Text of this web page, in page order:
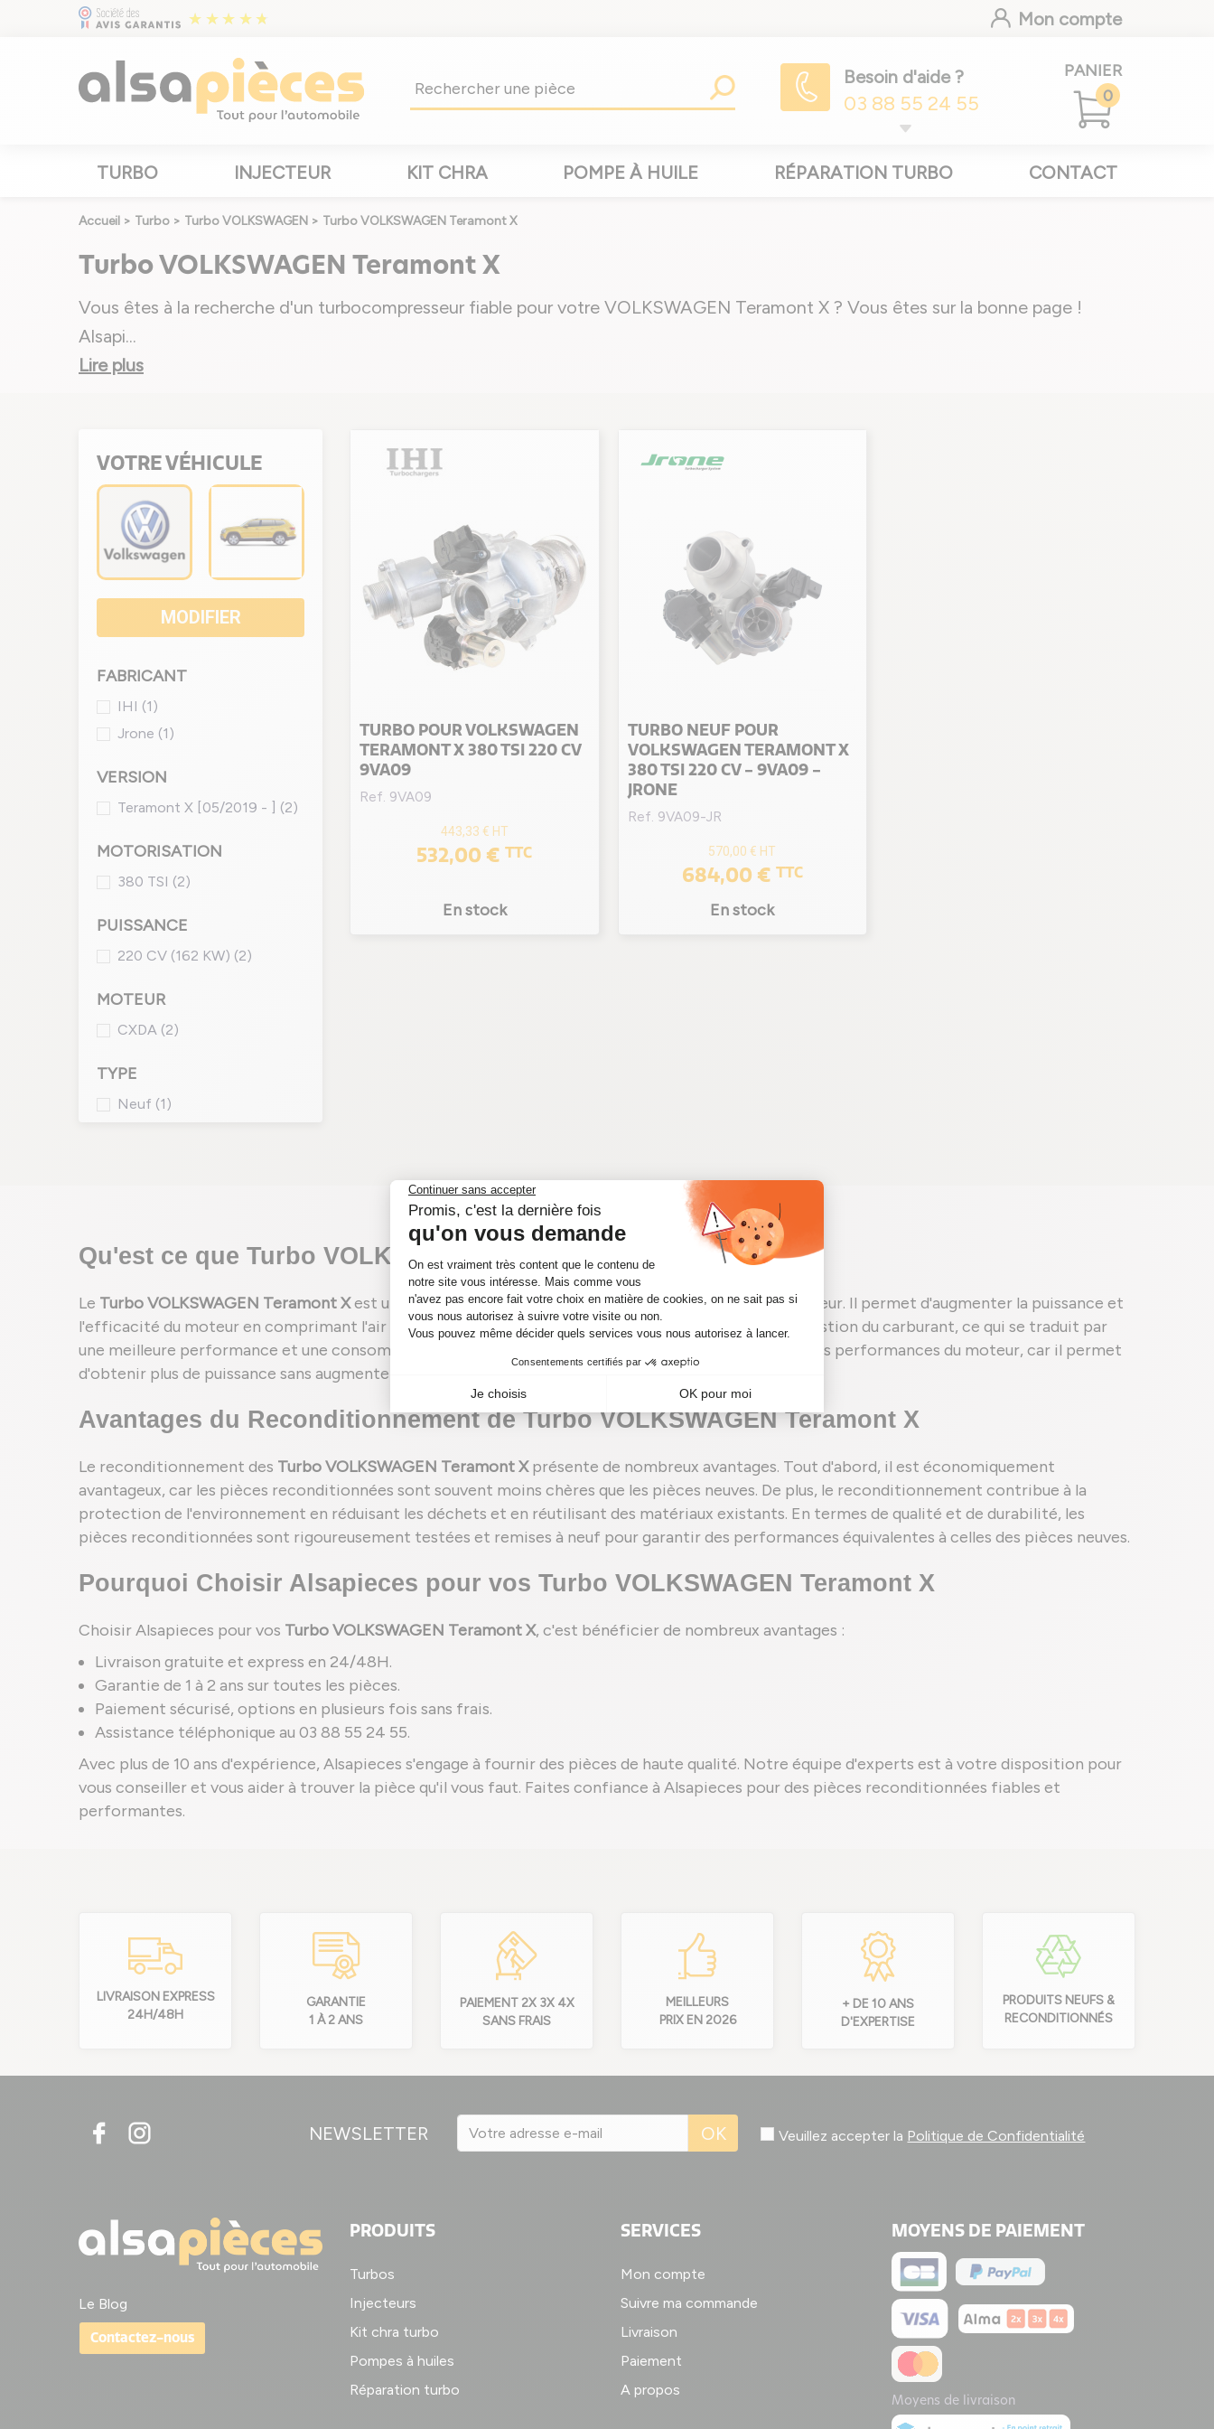
Mon compte
Besoin d'aide ?
03 88 55 24 55
PANIER
0
TURBO INJECTEUR KIT CHRA POMPE À HUILE RÉPARATION TURBO CONTACT
Accueil > Turbo > Turbo VOLKSWAGEN > Turbo VOLKSWAGEN Teramont X
Turbo VOLKSWAGEN Teramont X
Vous êtes à la recherche d'un turbocompresseur fiable pour votre VOLKSWAGEN Teramont X ? Vous êtes sur la bonne page !
Alsapi...
Lire plus
VOTRE VÉHICULE
MODIFIER
FABRICANT
IHI (1)
Jrone (1)
VERSION
Teramont X [05/2019 - ] (2)
MOTORISATION
380 TSI (2)
PUISSANCE
220 CV (162 KW) (2)
MOTEUR
CXDA (2)
TYPE
Neuf (1)
TURBO POUR VOLKSWAGEN
TERAMONT X 380 TSI 220 CV
9VA09
Ref. 9VA09
443,33 € HT
532,00 €TTC
En stock
TURBO NEUF POUR
VOLKSWAGEN TERAMONT X
380 TSI 220 CV - 9VA09 -
JRONE
Ref. 9VA09-JR
570,00 € HT
684,00 € TTC
En stock
Qu'est ce que Turbo VOLKSWAGEN Teramont X
Le Turbo VOLKSWAGEN Teramont Xest une pièce essentielle du système de suralimentation du moteur. Il permet d'augmenter la puissance et
l'efficacité du moteur en comprimant l'air entrant dans les cylindres. Ce processus améliore la combustion du carburant, ce qui se traduit par
une meilleure performance et une consommation de carburant optimisée. Le turbo est crucial pour les performances du moteur, car il permet
d'obtenir plus de puissance sans augmenter la taille du moteur.
Avantages du Reconditionnement de Turbo VOLKSWAGEN Teramont X
Le reconditionnement des Turbo VOLKSWAGEN Teramont Xprésente de nombreux avantages. Tout d'abord, il est économiquement
avantageux, car les pièces reconditionnées sont souvent moins chères que les pièces neuves. De plus, le reconditionnement contribue à la
protection de l'environnement en réduisant les déchets et en réutilisant des matériaux existants. En termes de qualité et de durabilité, les
pièces reconditionnées sont rigoureusement testées et remises à neuf pour garantir des performances équivalentes à celles des pièces neuves.
Pourquoi Choisir Alsapieces pour vos Turbo VOLKSWAGEN Teramont X
Choisir Alsapieces pour vos Turbo VOLKSWAGEN Teramont X, c'est bénéficier de nombreux avantages :
Livraison gratuite et express en 24/48H.
Garantie de 1 à 2 ans sur toutes les pièces.
Paiement sécurisé, options en plusieurs fois sans frais.
Assistance téléphonique au 03 88 55 24 55.
Avec plus de 10 ans d'expérience, Alsapieces s'engage à fournir des pièces de haute qualité. Notre équipe d'experts est à votre disposition pour
vous conseiller et vous aider à trouver la pièce qu'il vous faut. Faites confiance à Alsapieces pour des pièces reconditionnées fiables et
performantes.
LIVRAISON EXPRESS
24H/48H
GARANTIE
1 À 2 ANS
PAIEMENT 2X 3X 4X
SANS FRAIS
MEILLEURS
PRIX EN 2026
+ DE 10 ANS
D'EXPERTISE
PRODUITS NEUFS &
RECONDITIONNÉS
NEWSLETTER OK Veuillez accepter la Politique de Confidentialité
Le Blog
Contactez-nous
PRODUITS
Turbos
Injecteurs
Kit chra turbo
Pompes à huiles
Réparation turbo
SERVICES
Mon compte
Suivre ma commande
Livraison
Paiement
A propos
MOYENS DE PAIEMENT
Moyens de livraison